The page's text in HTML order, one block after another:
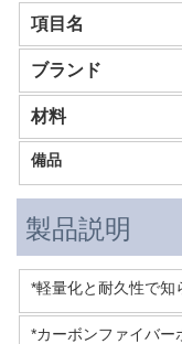
項目名
ブランド
材料
備品
製品説明
*軽量化と耐久性で知
*カーボンファイバー